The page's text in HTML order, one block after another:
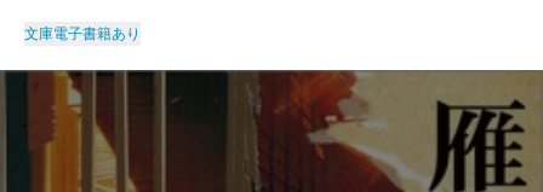
文庫電子書籍あり